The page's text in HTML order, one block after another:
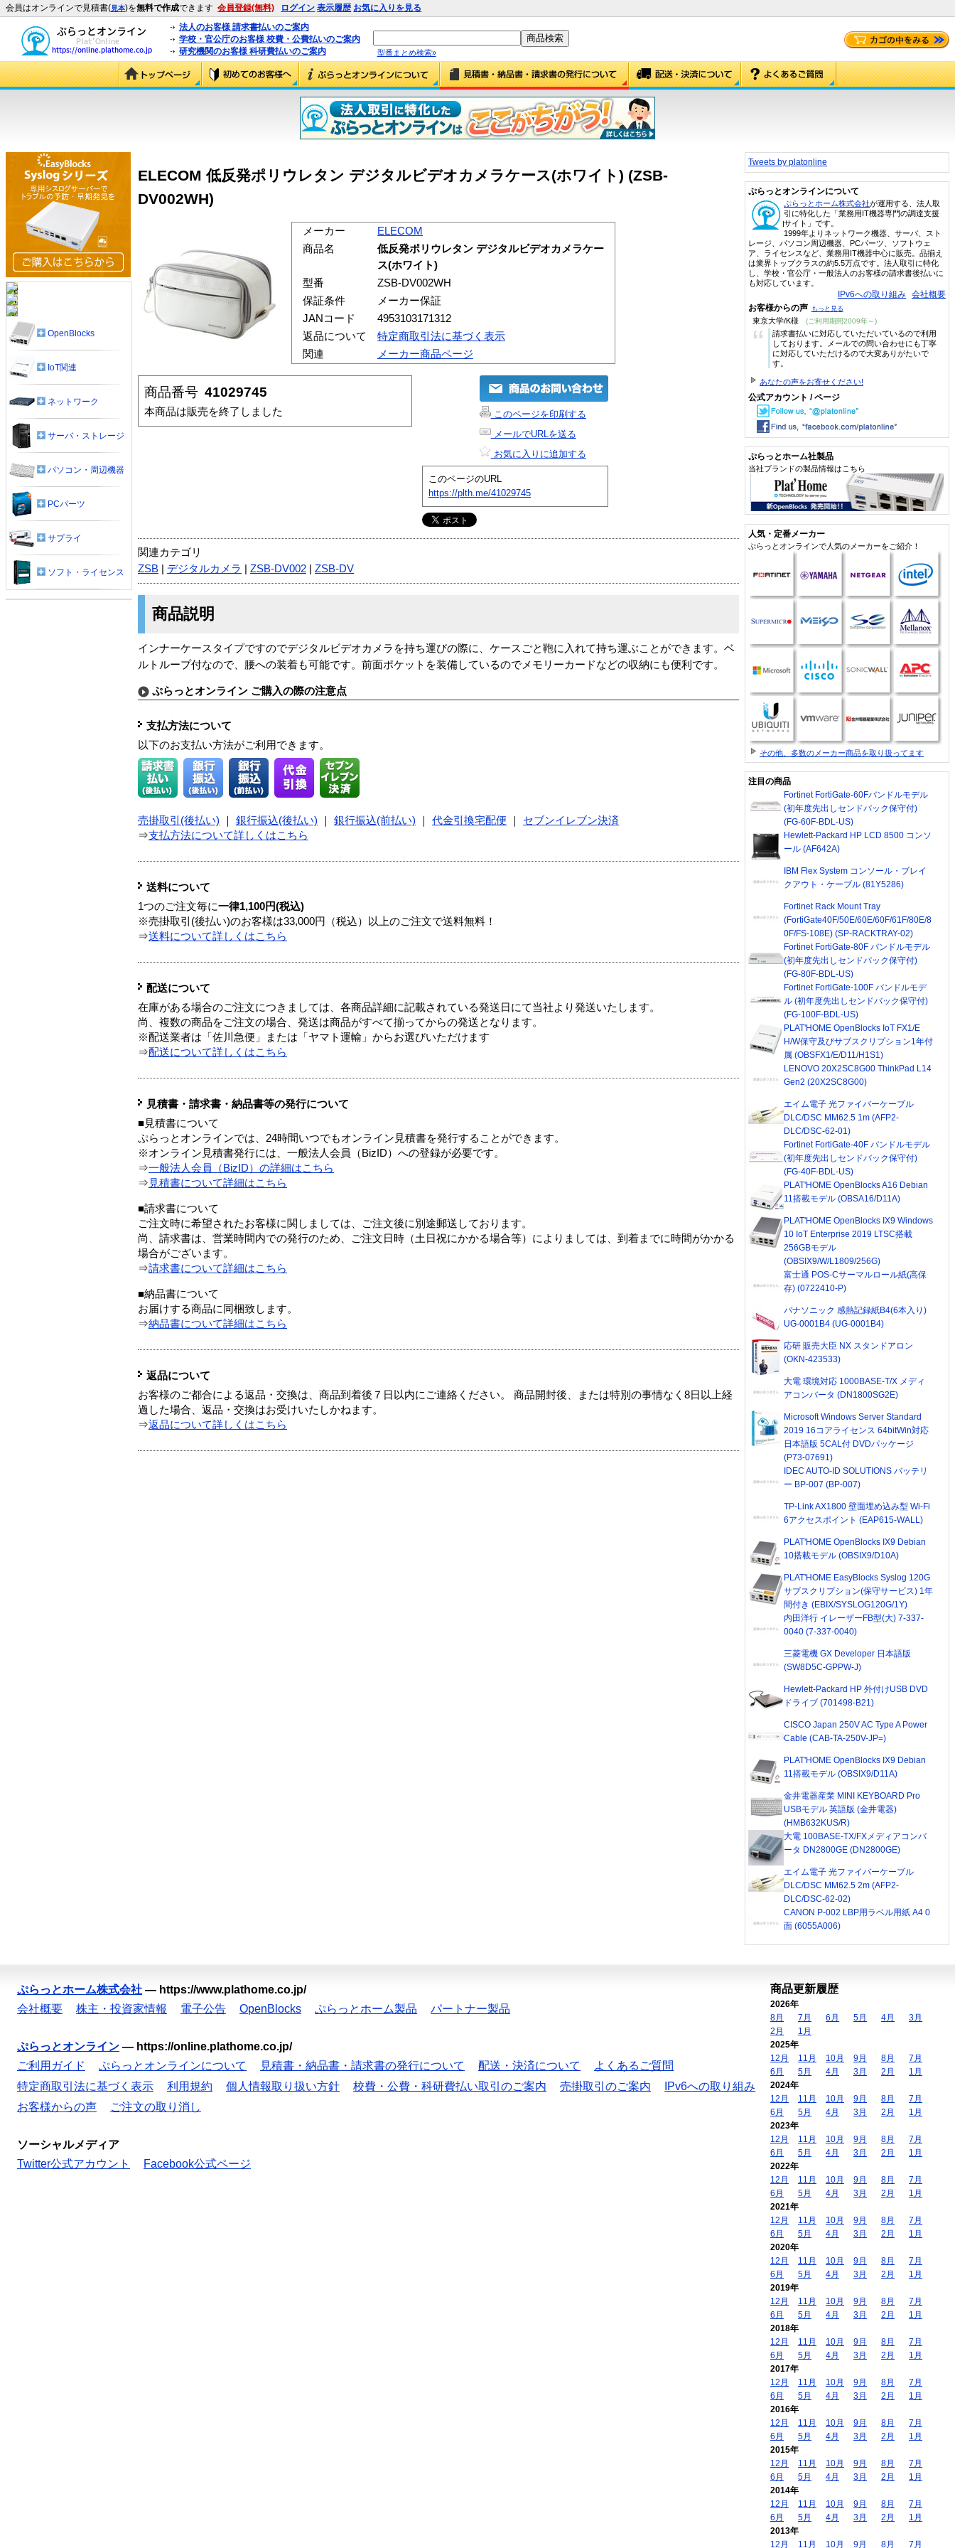
会員はオンラインで見積書(見本)を無料で作成できます 会員登録(無料) ログイン 表示履歴 お気に入りを見る
法人のお客様 請求書払いのご案内
学校・官公庁のお客様 校費・公費払いのご案内
研究機関のお客様 科研費払いのご案内
型番まとめ検索»
ELECOM 低反発ポリウレタン デジタルビデオカメラケース(ホワイト) (ZSB-
DV002WH)
メーカー
ELECOM
商品名
低反発ポリウレタン デジタルビデオカメラケー
ス(ホワイト)
型番
ZSB-DV002WH
保証条件
メーカー保証
JANコード
4953103171312
返品について
特定商取引法に基づく表示
関連
メーカー商品ページ
商品番号 41029745
本商品は販売を終了しました
このページを印刷する
メールでURLを送る
お気に入りに追加する
このページのURL
https://plth.me/41029745
関連カテゴリ
ZSB
デジタルカメラ ZSB-DV002 ZSB-DV
商品説明
インナーケースタイプですのでデジタルビデオカメラを持ち運びの際に、ケースごと鞄に入れて持ち運ぶことができます。ベ
ルトループ付なので、腰への装着も可能です。前面ポケットを装備しているのでメモリーカードなどの収納にも便利です。
ぷらっとオンライン ご購入の際の注意点
支払方法について
以下のお支払い方法がご利用できます。
売掛取引(後払い) 銀行振込(後払い) 銀行振込(前払い) 代金引換宅配便
セブンイレブン決済
⇒支払方法について詳しくはこちら
送料について
1つのご注文毎に一律1,100円(税込)
※売掛取引(後払い)のお客様は33,000円（税込）以上のご注文で送料無料！
⇒送料について詳しくはこちら
配送について
在庫がある場合のご注文につきましては、各商品詳細に記載されている発送日にて当社より発送いたします。
尚、複数の商品をご注文の場合、発送は商品がすべて揃ってからの発送となります。
※配送業者は「佐川急便」または「ヤマト運輸」からお選びいただけます
⇒配送について詳しくはこちら
見積書・請求書・納品書等の発行について
■見積書について
ぷらっとオンラインでは、24時間いつでもオンライン見積書を発行することができます。
※オンライン見積書発行には、一般法人会員（BizID）への登録が必要です。
⇒一般法人会員（BizID）の詳細はこちら
⇒ 見積書について詳細はこちら
■請求書について
ご注文時に希望されたお客様に関しましては、ご注文後に別途郵送しております。
尚、請求書は、営業時間内での発行のため、ご注文日時（土日祝にかかる場合等）によりましては、到着までに時間がかかる
場合がございます。
⇒請求書について詳細はこちら
■納品書について
お届けする商品に同梱致します。
⇒納品書について詳細はこちら
返品について
お客様のご都合による返品・交換は、商品到着後７日以内にご連絡ください。 商品開封後、または特別の事情なく8日以上経
過した場合、返品・交換はお受けいたしかねます。
⇒返品について詳しくはこちら
OpenBlocks
IoT関連
ネットワーク
サーバ・ストレージ
パソコン・周辺機器
PCパーツ
サプライ
ソフト・ライセンス
Tweets by platonline
ぷらっとオンラインについて
ぷらっとホーム株式会社が運用する、法人取
引に特化した「業務用IT機器専門の調達支援
サイト」です。
1999年よりネットワーク機器、サーバ、スト
レージ、パソコン周辺機器、PCパーツ、ソフトウェ
ア、ライセンスなど、業務用IT機器中心に販売。品揃え
は業界トップクラスの約5.5万点です。法人取引に特化
し、学校・官公庁・一般法人のお客様の請求書後払いに
も対応しています。
IPv6への取り組み 会社概要
お客様からの声 もっと見る
東京大学/K様 (ご利用期間2009年～)
“
請求書払いに対応していただいているので利用
しております。メールでの問い合わせにも丁寧
に対応していただけるので大変ありがたいで
す。
あなたの声をお寄せください!
公式アカウント / ページ
ぷらっとホーム社製品
当社ブランドの製品情報はこちら
人気・定番メーカー
ぷらっとオンラインで人気のメーカーをご紹介！
その他、多数のメーカー商品を取り扱ってます
注目の商品
Fortinet FortiGate-60Fバンドルモデル
(初年度先出しセンドバック保守付)
(FG-60F-BDL-US)
Hewlett-Packard HP LCD 8500 コンソ
ール (AF642A)
IBM Flex System コンソール・ブレイ
クアウト・ケーブル (81Y5286)
Fortinet Rack Mount Tray
(FortiGate40F/50E/60E/60F/61F/80E/8
0F/FS-108E) (SP-RACKTRAY-02)
Fortinet FortiGate-80F バンドルモデル
(初年度先出しセンドバック保守付)
(FG-80F-BDL-US)
Fortinet FortiGate-100F バンドルモデ
ル (初年度先出しセンドバック保守付)
(FG-100F-BDL-US)
PLAT'HOME OpenBlocks IoT FX1/E
H/W保守及びサブスクリプション1年付
属 (OBSFX1/E/D11/H1S1)
LENOVO 20X2SC8G00 ThinkPad L14
Gen2 (20X2SC8G00)
エイム電子 光ファイバーケーブル
DLC/DSC MM62.5 1m (AFP2-
DLC/DSC-62-01)
Fortinet FortiGate-40F バンドルモデル
(初年度先出しセンドバック保守付)
(FG-40F-BDL-US)
PLAT'HOME OpenBlocks A16 Debian
11搭載モデル (OBSA16/D11A)
PLAT'HOME OpenBlocks IX9 Windows
10 IoT Enterprise 2019 LTSC搭載
256GBモデル
(OBSIX9/W/L1809/256G)
富士通 POS-Cサーマルロール紙(高保
存) (0722410-P)
パナソニック 感熱記録紙B4(6本入り)
UG-0001B4 (UG-0001B4)
応研 販売大臣 NX スタンドアロン
(OKN-423533)
大電 環境対応 1000BASE-T/X メディ
アコンバータ (DN1800SG2E)
Microsoft Windows Server Standard
2019 16コアライセンス 64bitWin対応
日本語版 5CAL付 DVDパッケージ
(P73-07691)
IDEC AUTO-ID SOLUTIONS バッテリ
ー BP-007 (BP-007)
TP-Link AX1800 壁面埋め込み型 Wi-Fi
6アクセスポイント (EAP615-WALL)
PLAT'HOME OpenBlocks IX9 Debian
10搭載モデル (OBSIX9/D10A)
PLAT'HOME EasyBlocks Syslog 120G
サブスクリプション(保守サービス) 1年
間付き (EBIX/SYSLOG120G/1Y)
内田洋行 イレーザーFB型(大) 7-337-
0040 (7-337-0040)
三菱電機 GX Developer 日本語版
(SW8D5C-GPPW-J)
Hewlett-Packard HP 外付けUSB DVD
ドライブ (701498-B21)
CISCO Japan 250V AC Type A Power
Cable (CAB-TA-250V-JP=)
PLAT'HOME OpenBlocks IX9 Debian
11搭載モデル (OBSIX9/D11A)
金井電器産業 MINI KEYBOARD Pro
USBモデル 英語版 (金井電器)
(HMB632KUS/R)
大電 100BASE-TX/FXメディアコンバ
ータ DN2800GE (DN2800GE)
エイム電子 光ファイバーケーブル
DLC/DSC MM62.5 2m (AFP2-
DLC/DSC-62-02)
CANON P-002 LBP用ラベル用紙 A4 0
面 (6055A006)
ぷらっとホーム株式会社 — https://www.plathome.co.jp/
会社概要
株主・投資家情報 電子公告 OpenBlocks ぷらっとホーム製品 パートナー製品
ぷらっとオンライン — https://online.plathome.co.jp/
ご利用ガイド
ぷらっとオンラインについて 見積書・納品書・請求書の発行について 配送・決済について
よくあるご質問
特定商取引法に基づく表示
利用規約 個人情報取り扱い方針 校費・公費・科研費払い取引のご案内 売掛取引のご案内
IPv6への取り組み
お客様からの声
ご注文の取り消し
ソーシャルメディア
Twitter公式アカウント
Facebook公式ページ
商品更新履歴
2026年
8月
7月 6月 5月 4月
3月
2月
1月
2025年
12月
11月 10月 9月 8月
7月
6月
5月 4月 3月 2月
1月
2024年
12月
11月 10月 9月 8月
7月
6月
5月 4月 3月 2月
1月
2023年
12月
11月 10月 9月 8月
7月
6月
5月 4月 3月 2月
1月
2022年
12月
11月 10月 9月 8月
7月
6月
5月 4月 3月 2月
1月
2021年
12月
11月 10月 9月 8月
7月
6月
5月 4月 3月 2月
1月
2020年
12月
11月 10月 9月 8月
7月
6月
5月 4月 3月 2月
1月
2019年
12月
11月 10月 9月 8月
7月
6月
5月 4月 3月 2月
1月
2018年
12月
11月 10月 9月 8月
7月
6月
5月 4月 3月 2月
1月
2017年
12月
11月 10月 9月 8月
7月
6月
5月 4月 3月 2月
1月
2016年
12月
11月 10月 9月 8月
7月
6月
5月 4月 3月 2月
1月
2015年
12月
11月 10月 9月 8月
7月
6月
5月 4月 3月 2月
1月
2014年
12月
11月 10月 9月 8月
7月
6月
5月 4月 3月 2月
1月
2013年
12月
11月 10月 9月 8月 7月